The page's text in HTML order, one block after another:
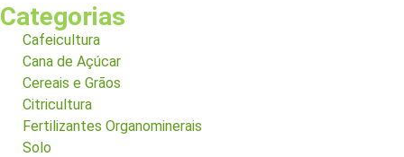
Categorias
Cafeicultura
Cana de Açúcar
Cereais e Grãos
Citricultura
Fertilizantes Organominerais
Solo